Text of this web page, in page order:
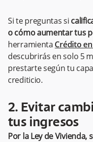
​​​Si te preguntas si
o cómo aumentar tus
herramienta Crédito
descubrirás en solo 5
prestarte según tu
crediticio.
2. Evitar
tus ingresos
Por la Ley de Vivienda,